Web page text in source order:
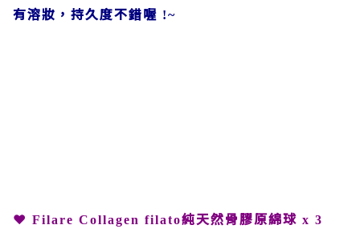
有溶妝，持久度不錯喔 !~
❤ Filare Collagen filato純天然骨膠原綿球 x 3